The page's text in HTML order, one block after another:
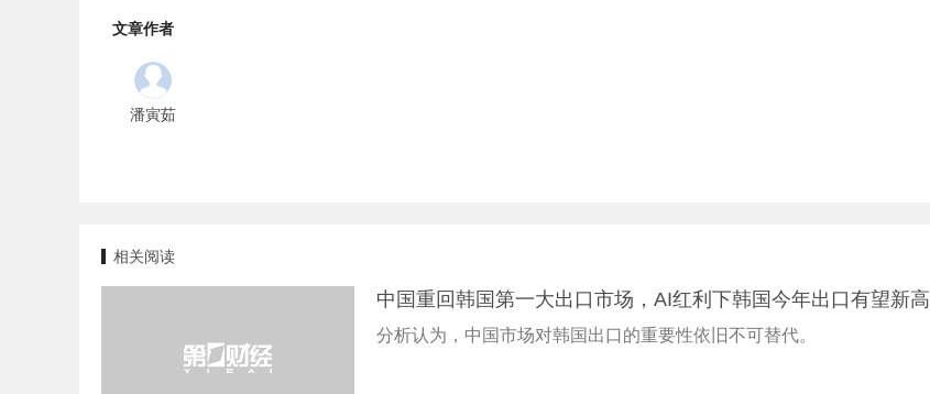
文章作者
潘寅茹
相关阅读
中国重回韩国第一大出口市场，AI红利下韩国今年出口有望新高
分析认为，中国市场对韩国出口的重要性依旧不可替代。